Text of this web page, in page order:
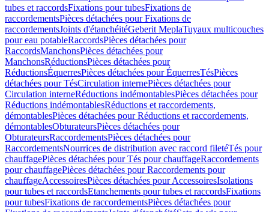
tubes et raccordsFixations pour tubesFixations de
raccordementsPièces détachées pour Fixations de
raccordementsJoints d'étanchéitéGeberit MeplaTuyaux multicouches
pour eau potableRaccordsPièces détachées pour
RaccordsManchonsPièces détachées pour
ManchonsRéductionsPièces détachées pour
RéductionsÉquerresPièces détachées pour ÉquerresTésPièces
détachées pour TésCirculation internePièces détachées pour
Circulation interneRéductions indémontablesPièces détachées pour
Réductions indémontablesRéductions et raccordements,
démontablesPièces détachées pour Réductions et raccordements,
démontablesObturateursPièces détachées pour
ObturateursRaccordementsPièces détachées pour
RaccordementsNourrices de distribution avec raccord filetéTés pour
chauffagePièces détachées pour Tés pour chauffageRaccordements
pour chauffagePièces détachées pour Raccordements pour
chauffageAccessoiresPièces détachées pour AccessoiresIsolations
pour tubes et raccordsEtanchements pour tubes et raccordsFixations
pour tubesFixations de raccordementsPièces détachées pour